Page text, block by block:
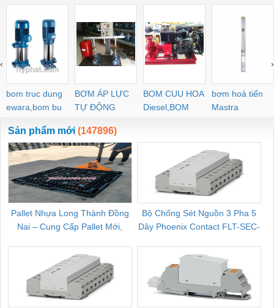
bom truc dung
ewara,bom bu
ewara
BƠM ÁP LỰC
TỰ ĐỘNG
BOM CUU HOA
Diesel,BOM
CHUA CHAY
bơm hoả tiển
Mastra
‹ ›
Sản phẩm mới (147896)
Pallet Nhựa Long Thành Đồng
Nai – Cung Cấp Pallet Mới,
Bộ Chống Sét Nguồn 3 Pha 5
Dây Phoenix Contact FLT-SEC-